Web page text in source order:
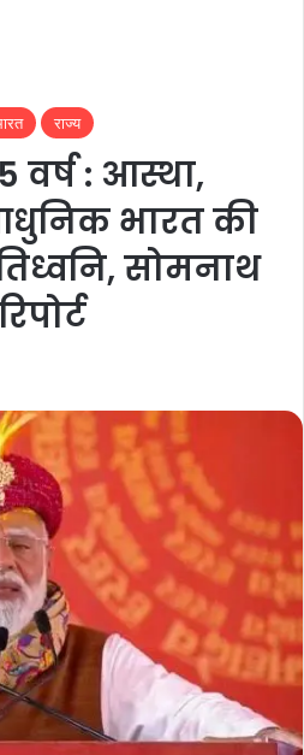
राज्य
: आस्था,
भारत की
सोमनाथ